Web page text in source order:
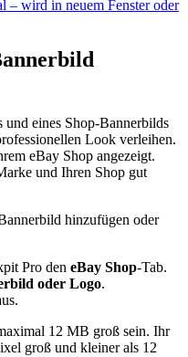
– wird in neuem Fenster oder
eines Shop-Bannerbilds
Look verleihen.
eBay Shop angezeigt.
und Ihren Shop gut
hinzufügen oder
Pro den eBay Shop-Tab.
oder Logo.
12 MB groß sein. Ihr
groß und kleiner als 12